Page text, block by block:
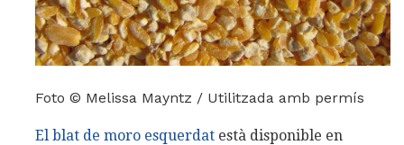
Foto © Melissa Mayntz / Utilitzada amb permís
El blat de moro esquerdat està disponible en